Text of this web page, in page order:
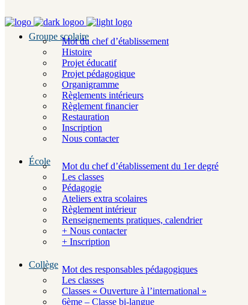
Groupe scolaireMot du chef d’établissement
Histoire
Projet éducatif
Projet pédagogique
Organigramme
Règlements intérieurs
Règlement financier
Restauration
Inscription
Nous contacter
École
Mot du chef d’établissement du 1er degré
Les classes
Pédagogie
Ateliers extra scolaires
Règlement intérieur
Renseignements pratiques, calendrier
+ Nous contacter
+ Inscription
Collège Mot des responsables pédagogiques
Les classes
Classes « Ouverture à l’international »
6ème – Classe bi-langue